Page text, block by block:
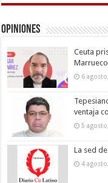
Opiniones
Ceuta
6
ventaja
5
La sed
4